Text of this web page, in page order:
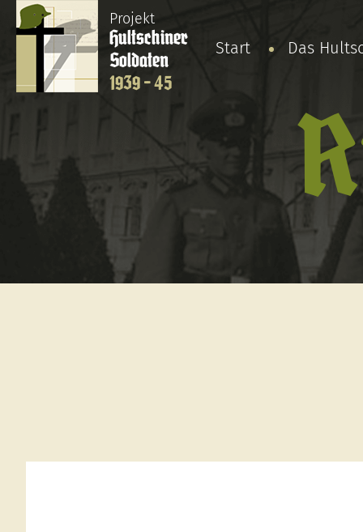
Projekt
Hultschiner
Soldaten
1939 - 45
Start Das